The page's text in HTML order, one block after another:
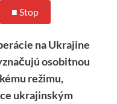
■ Stop
na Ukrajine
osobitnou
režimu,
ukrajinským